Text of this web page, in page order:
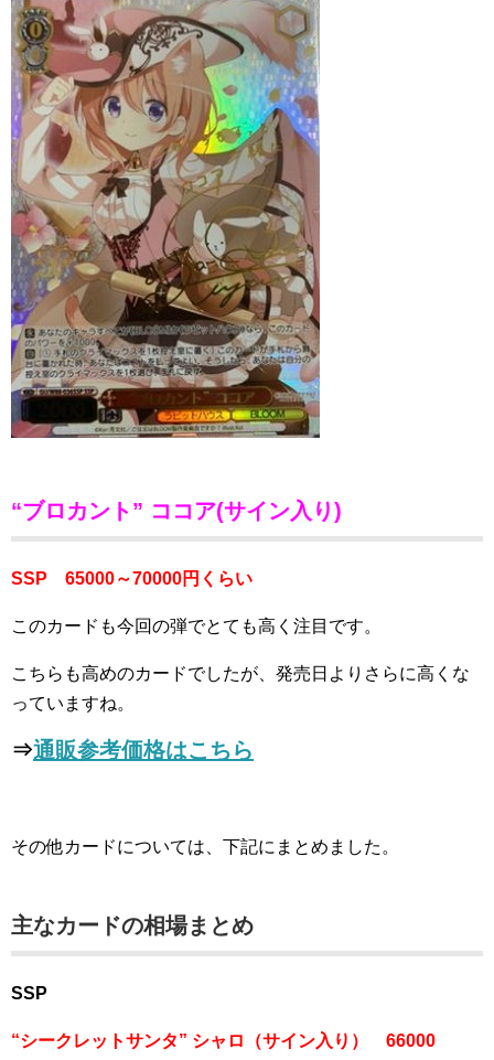
“ブロカント” ココア(サイン入り)
SSP 65000～70000円くらい
このカードも今回の弾でとても高く注目です。
こちらも高めのカードでしたが、発売日よりさらに高くな
っていますね。
⇒通販参考価格はこちら
その他カードについては、下記にまとめました。
主なカードの相場まとめ
SSP
“シークレットサンタ” シャロ（サイン入り） 66000